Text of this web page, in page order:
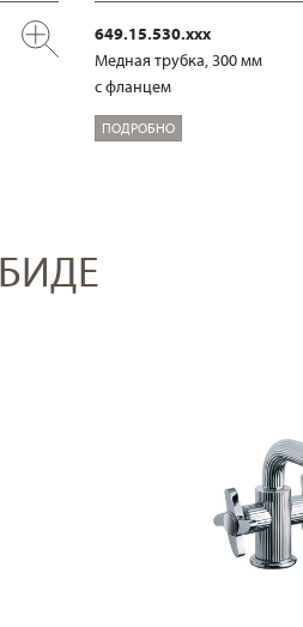
649.15.530.xxx
Медная трубка, 300 мм
с фланцем
ПОДРОБНО